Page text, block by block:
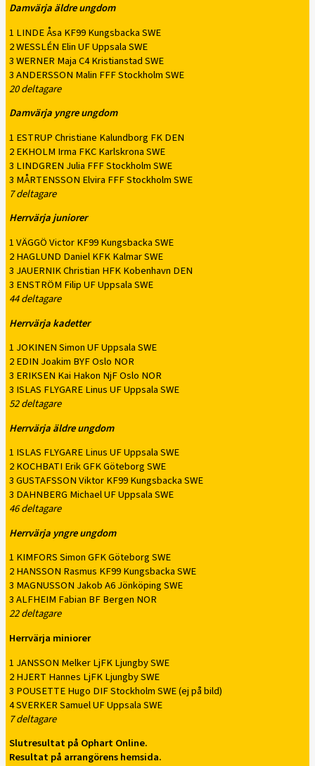
Damvärja äldre ungdom
1 LINDE Åsa KF99 Kungsbacka SWE
2 WESSLÉN Elin UF Uppsala SWE
3 WERNER Maja C4 Kristianstad SWE
3 ANDERSSON Malin FFF Stockholm SWE
20 deltagare
Damvärja yngre ungdom
1 ESTRUP Christiane Kalundborg FK DEN
2 EKHOLM Irma FKC Karlskrona SWE
3 LINDGREN Julia FFF Stockholm SWE
3 MÅRTENSSON Elvira FFF Stockholm SWE
7 deltagare
Herrvärja juniorer
1 VÄGGÖ Victor KF99 Kungsbacka SWE
2 HAGLUND Daniel KFK Kalmar SWE
3 JAUERNIK Christian HFK Kobenhavn DEN
3 ENSTRÖM Filip UF Uppsala SWE
44 deltagare
Herrvärja kadetter
1 JOKINEN Simon UF Uppsala SWE
2 EDIN Joakim BYF Oslo NOR
3 ERIKSEN Kai Hakon NjF Oslo NOR
3 ISLAS FLYGARE Linus UF Uppsala SWE
52 deltagare
Herrvärja äldre ungdom
1 ISLAS FLYGARE Linus UF Uppsala SWE
2 KOCHBATI Erik GFK Göteborg SWE
3 GUSTAFSSON Viktor KF99 Kungsbacka SWE
3 DAHNBERG Michael UF Uppsala SWE
46 deltagare
Herrvärja yngre ungdom
1 KIMFORS Simon GFK Göteborg SWE
2 HANSSON Rasmus KF99 Kungsbacka SWE
3 MAGNUSSON Jakob A6 Jönköping SWE
3 ALFHEIM Fabian BF Bergen NOR
22 deltagare
Herrvärja miniorer
1 JANSSON Melker LjFK Ljungby SWE
2 HJERT Hannes LjFK Ljungby SWE
3 POUSETTE Hugo DIF Stockholm SWE (ej på bild)
4 SVERKER Samuel UF Uppsala SWE
7 deltagare
Slutresultat på Ophart Online.
Resultat på arrangörens hemsida.